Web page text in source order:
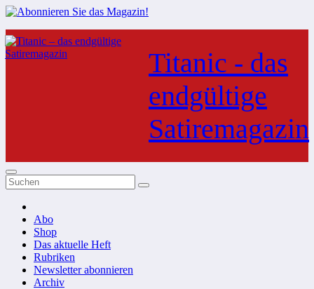
Zum
Inhalt
springen
Titanic - das
endgültige
Satiremagazin
Abo
Shop
Das aktuelle Heft
Rubriken
Newsletter abonnieren
Archiv